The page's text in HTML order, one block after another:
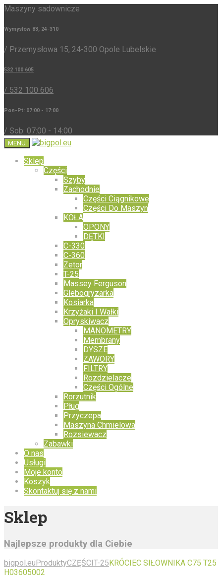
Maszyny sadownicze
Wymysłów 83, 24-310
/ Przemysłowa 15, 24-300 Opole Lubelskie
532 100 605
/ 532 100 606
Pon-Pt: 07:00 - 17:00
/ Sob: 07:00 - 14:00
MENU
Sklep
Części
Szyby
Zachodnie
Części Ciągnikowe
Części Do Maszyn
KOŁA
OPONY
DĘTKI
C-330
C-360
Zetor
T-25
Massey Ferguson
Glebogryzarka
Kosiarka
Krzyżaki I Wałki
Opryskiwacz
MANOMETRY
Membrany
DYSZE
ZAWORY
FILTRY
Rozdzielacze
Części Ogólne
Rorzutnik
Pług
Przyczepa
Maszyna Chmielowa
Rozsiewacz
Zabawki
O nas
Usługi
Moje konto
Koszyk
Skontaktuj się z nami
Sklep
Najlepsze produkty dla Ciebie
bigpol.eu ProduktyCZĘŚCI T-25 KRÓCIEC SIŁOWNIKA C75 T25
H03605002